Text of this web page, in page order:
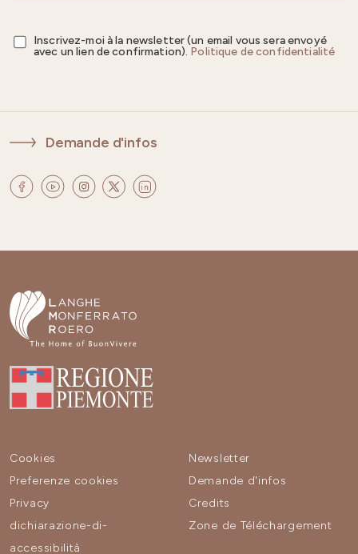
Inscrivez-moi à la newsletter (un email vous sera envoyé
avec un lien de confirmation). Politique de confidentialité
Demande d'infos
Cookies
Preferenze cookies
Privacy
dichiarazione-di-
accessibilità
Newsletter
Demande d'infos
Credits
Zone de Téléchargement